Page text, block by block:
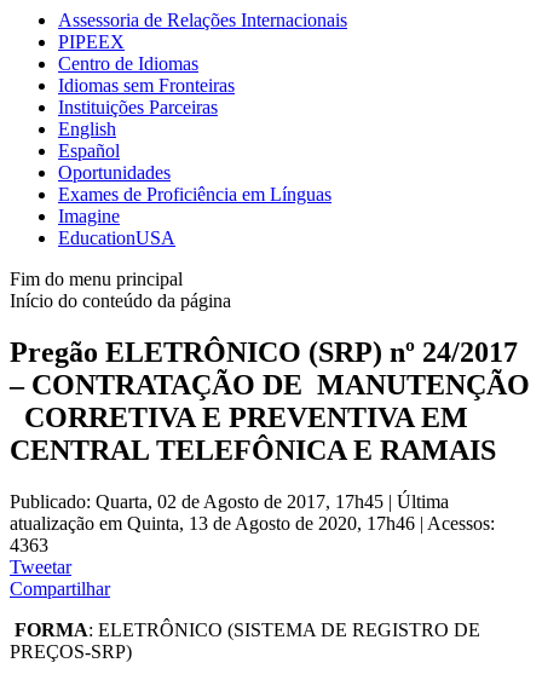
Assessoria de Relações Internacionais
PIPEEX
Centro de Idiomas
Idiomas sem Fronteiras
Instituições Parceiras
English
Español
Oportunidades
Exames de Proficiência em Línguas
Imagine
EducationUSA
Fim do menu principal
Início do conteúdo da página
Pregão ELETRÔNICO (SRP) nº 24/2017
– CONTRATAÇÃO DE MANUTENÇÃO
CORRETIVA E PREVENTIVA EM
CENTRAL TELEFÔNICA E RAMAIS
Publicado: Quarta, 02 de Agosto de 2017, 17h45 | Última
atualização em Quinta, 13 de Agosto de 2020, 17h46 | Acessos:
4363
Tweetar
Compartilhar
FORMA: ELETRÔNICO (SISTEMA DE REGISTRO DE
PREÇOS-SRP)